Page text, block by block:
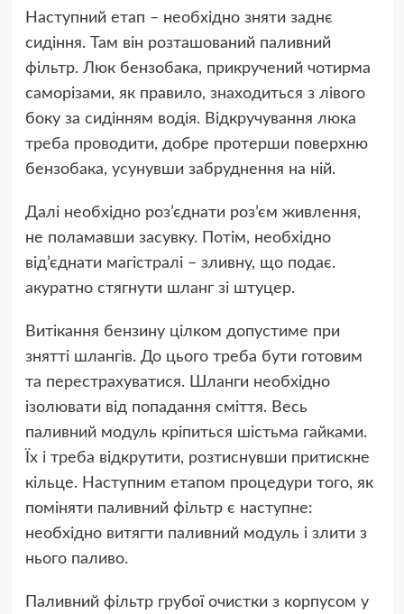
Наступний етап – необхідно зняти заднє
сидіння. Там він розташований паливний
фільтр. Люк бензобака, прикручений чотирма
саморізами, як правило, знаходиться з лівого
боку за сидінням водія. Відкручування люка
треба проводити, добре протерши поверхню
бензобака, усунувши забруднення на ній.
Далі необхідно роз’єднати роз’єм живлення,
не поламавши засувку. Потім, необхідно
від’єднати магістралі – зливну, що подає.
акуратно стягнути шланг зі штуцер.
Витікання бензину цілком допустиме при
знятті шлангів. До цього треба бути готовим
та перестрахуватися. Шланги необхідно
ізолювати від попадання сміття. Весь
паливний модуль кріпиться шістьма гайками.
Їх і треба відкрутити, розтиснувши притискне
кільце. Наступним етапом процедури того, як
поміняти паливний фільтр є наступне:
необхідно витягти паливний модуль і злити з
нього паливо.
Паливний фільтр грубої очистки з корпусом у